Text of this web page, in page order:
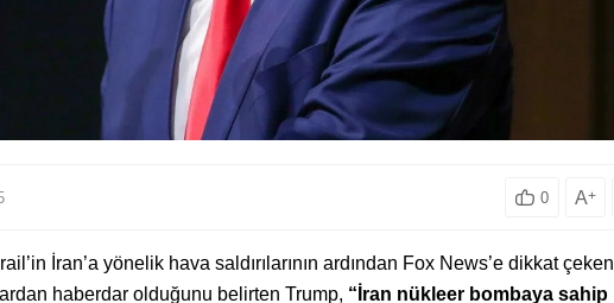
0 A+
İran’a yönelik hava saldırılarının ardından Fox News’e dikkat çeken
haberdar olduğunu belirten Trump, “İran nükleer bombaya sahip